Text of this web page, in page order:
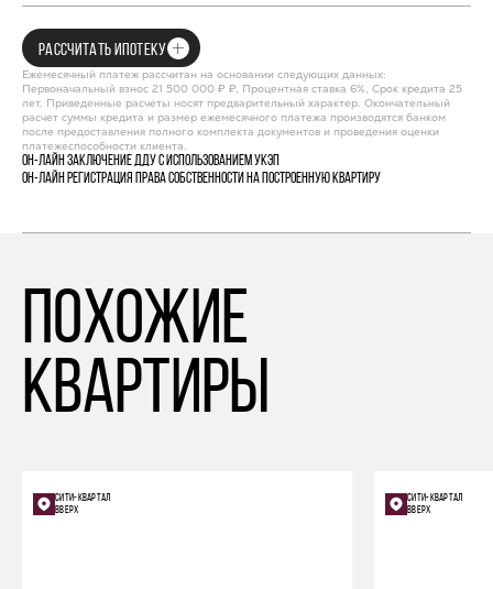
РАССЧИТАТЬ ИПОТЕКУ
Ежемесячный платеж рассчитан на основании следующих данных:
Первоначальный взнос 21 500 000 ₽ ₽, Процентная ставка 6%, Срок кредита 25
лет. Приведенные расчеты носят предварительный характер. Окончательный
расчет суммы кредита и размер ежемесячного платежа производятся банком
после предоставления полного комплекта документов и проведения оценки
платежеспособности клиента.
Он-лайн заключение ДДУ с использованием УКЭП
Он-лайн регистрация права собственности на построенную квартиру
похожие
квартиры
СИТИ-КВАРТАЛ
ВВЕРХ
СИТИ-КВАРТАЛ
ВВЕРХ